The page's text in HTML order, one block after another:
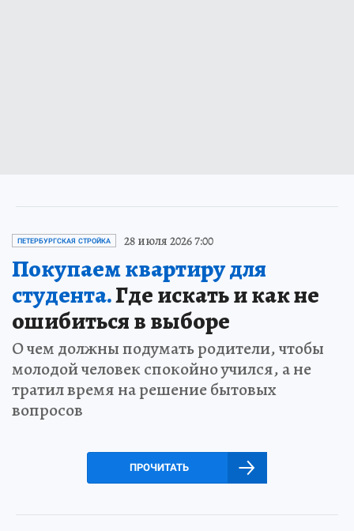
ПЕТЕРБУРГСКАЯ СТРОЙКА 28 июля 2026 7:00
Покупаем квартиру для
студента.Где искать и как не
ошибиться в выборе
О чем должны подумать родители, чтобы
молодой человек спокойно учился, а не
тратил время на решение бытовых
вопросов
ПРОЧИТАТЬ